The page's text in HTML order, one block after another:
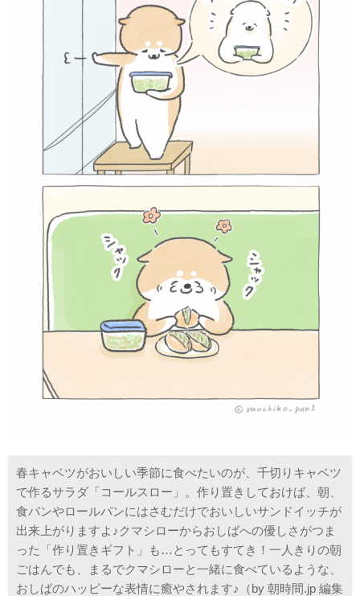
春キャベツがおいしい季節に食べたいのが、千切りキャベツ
で作るサラダ「コールスロー」。作り置きしておけば、朝、
食パンやロールパンにはさむだけでおいしいサンドイッチが
出来上がりますよ♪クマシローからおしばへの優しさがつま
った「作り置きギフト」も…とってもすてき！一人きりの朝
ごはんでも、まるでクマシローと一緒に食べているような、
おしばのハッピーな表情に癒やされます♪（by 朝時間.jp 編集